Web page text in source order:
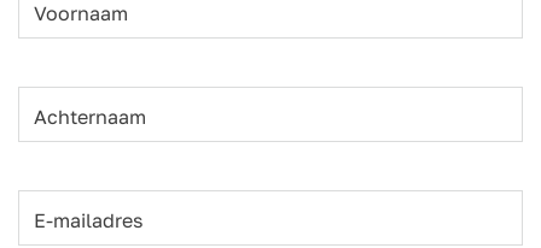
Voornaam
Achternaam
E-mailadres